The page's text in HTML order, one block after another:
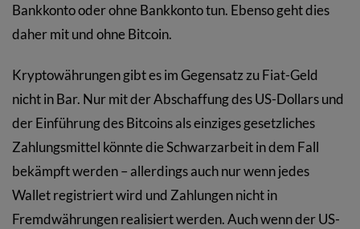
Bankkonto oder ohne Bankkonto tun. Ebenso geht dies
daher mit und ohne Bitcoin.
Kryptowährungen gibt es im Gegensatz zu Fiat-Geld
nicht in Bar. Nur mit der Abschaffung des US-Dollars und
der Einführung des Bitcoins als einziges gesetzliches
Zahlungsmittel könnte die Schwarzarbeit in dem Fall
bekämpft werden – allerdings auch nur wenn jedes
Wallet registriert wird und Zahlungen nicht in
Fremdwährungen realisiert werden. Auch wenn der US-